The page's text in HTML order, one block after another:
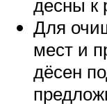
десны к
Для
мест и
дёсен